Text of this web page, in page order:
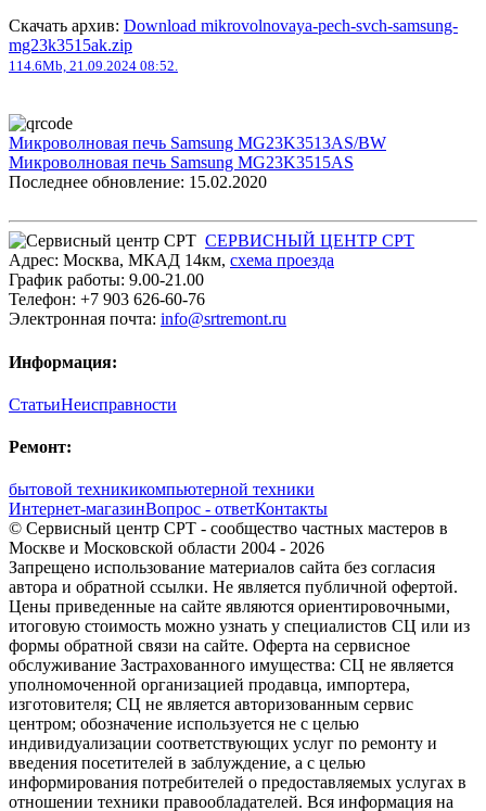
Скачать архив: Download mikrovolnovaya-pech-svch-samsung-
mg23k3515ak.zip
114.6Mb, 21.09.2024 08:52.
Микроволновая печь Samsung MG23K3513AS/BW
Микроволновая печь Samsung MG23K3515AS
Последнее обновление: 15.02.2020
СЕРВИСНЫЙ ЦЕНТР СРТ
Адрес: Москва, МКАД 14км, cхема проезда
График работы: 9.00-21.00
Телефон: +7 903 626-60-76
Электронная почта: info@srtremont.ru
Информация:
СтатьиНеисправности
Ремонт:
бытовой техникикомпьютерной техники
Интернет-магазинВопрос - ответКонтакты
© Сервисный центр СРТ - сообщество частных мастеров в
Москве и Московской области 2004 - 2026
Запрещено использование материалов сайта без согласия
автора и обратной ссылки. Не является публичной офертой.
Цены приведенные на сайте являются ориентировочными,
итоговую стоимость можно узнать у специалистов СЦ или из
формы обратной связи на сайте. Оферта на сервисное
обслуживание Застрахованного имущества: СЦ не является
уполномоченной организацией продавца, импортера,
изготовителя; СЦ не является авторизованным сервис
центром; обозначение используется не с целью
индивидуализации соответствующих услуг по ремонту и
введения посетителей в заблуждение, а с целью
информирования потребителей о предоставляемых услугах в
отношении техники правообладателей. Вся информация на